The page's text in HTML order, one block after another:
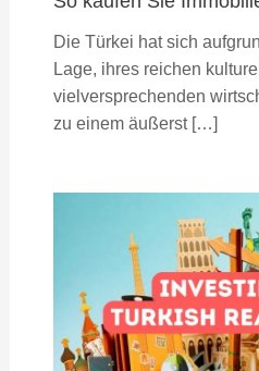
Die Türkei hat sich
Lage, ihres reichen
vielversprechenden
zu einem äußerst […]